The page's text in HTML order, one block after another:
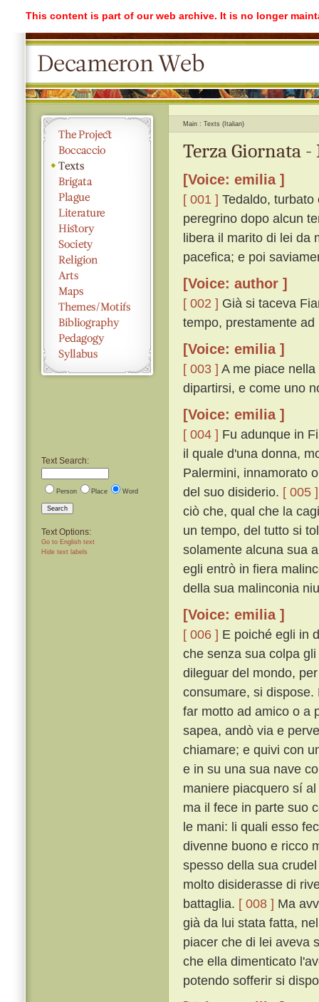
This content is part of our web archive. It is no longer
Text Search:
Person Place Word
Search
Text Options:
Go to English text
Hide text labels
Main Texts (Italian)
Terza Giornata
[Voice: emilia ]
[ 001 ] Tedaldo,
peregrino dopo alcun
libera il marito di lei da
pacefica; e poi
[Voice: author ]
[ 002 ] Già si taceva
tempo, prestamente
[Voice: emilia ]
[ 003 ] A me piace
dipartirsi, e come uno
[Voice: emilia ]
[ 004 ] Fu adunque in
il quale d'una donna,
Palermini, innamorato
del suo disiderio. [ 005 ]
ciò che, qual che la
un tempo, del tutto si
solamente alcuna sua
egli entrò in fiera
della sua malinconia
[Voice: emilia ]
[ 006 ] E poiché egli in
che senza sua colpa
dileguar del mondo,
consumare, si
far motto ad amico o a
sapea, andò via e
chiamare; e quivi con
e in su una sua nave
maniere piacquero sí
ma il fece in parte suo
le mani: li quali esso
divenne buono e ricco
spesso della sua
molto disiderasse di
battaglia. [ 008 ] Ma
già da lui stata fatta,
piacer che di lei aveva
che ella dimenticato
potendo sofferir si